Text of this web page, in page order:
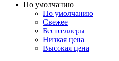
По умолчанию
По умолчанию
Свежее
Бестселлеры
Низкая цена
Высокая цена